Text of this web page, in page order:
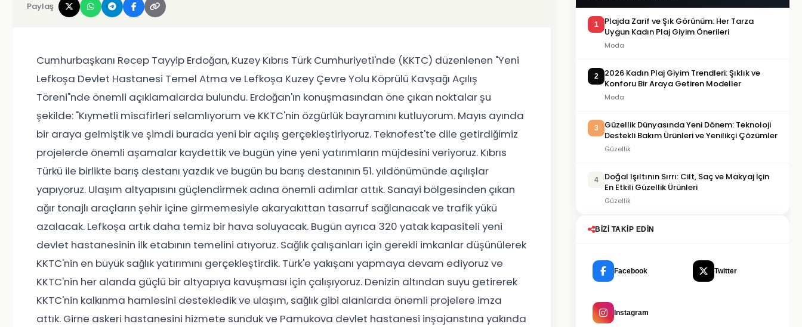
Paylaş
Cumhurbaşkanı Recep Tayyip Erdoğan, Kuzey Kıbrıs Türk Cumhuriyeti'nde (KKTC) düzenlenen "Yeni
Lefkoşa Devlet Hastanesi Temel Atma ve Lefkoşa Kuzey Çevre Yolu Köprülü Kavşağı Açılış
Töreni"nde önemli açıklamalarda bulundu. Erdoğan'ın konuşmasından öne çıkan noktalar şu
şekilde: "Kıymetli misafirleri selamlıyorum ve KKTC'nin özgürlük bayramını kutluyorum. Mayıs ayında
bir araya gelmiştik ve şimdi burada yeni bir açılış gerçekleştiriyoruz. Teknofest'te dile getirdiğimiz
projelerde önemli aşamalar kaydettik ve bugün yine yeni yatırımların müjdesini veriyoruz. Kıbrıs
Türkü ile birlikte barış destanı yazdık ve bugün bu barış destanının 51. yıldönümünde açılışlar
yapıyoruz. Ulaşım altyapısını güçlendirmek adına önemli adımlar attık. Sanayi bölgesinden çıkan
ağır tonajlı araçların şehir içine girmemesiyle akaryakıttan tasarruf sağlanacak ve trafik yükü
azalacak. Lefkoşa artık daha temiz bir hava soluyacak. Bugün ayrıca 320 yatak kapasiteli yeni
devlet hastanesinin ilk etabının temelini atıyoruz. Sağlık çalışanları için gerekli imkanlar düşünülerek
KKTC'nin en büyük sağlık yatırımını gerçekleştirdik. Türk'e yakışanı yapmaya devam ediyoruz ve
KKTC'nin her alanda güçlü bir altyapıya kavuşması için çalışıyoruz. Denizin altından suyu getirerek
KKTC'nin kalkınma hamlesini destekledik ve ulaşım, sağlık gibi alanlarda önemli projelere imza
attık. Girne askeri hastanesini hizmete sunduk ve Pamukova devlet hastanesi inşajanstına yakında
1
Plajda Zarif ve Şık Görünüm: Her Tarza
Uygun Kadın Plaj Giyim Önerileri
Moda
2
2026 Kadın Plaj Giyim Trendleri: Şıklık ve
Konforu Bir Araya Getiren Modeller
Moda
3
Güzellik Dünyasında Yeni Dönem: Teknoloji
Destekli Bakım Ürünleri ve Yenilikçi Çözümler
Güzellik
4
Doğal Işıltının Sırrı: Cilt, Saç ve Makyaj İçin
En Etkili Güzellik Ürünleri
Güzellik
BIZI TAKIP EDIN
Facebook Twitter
Instagram